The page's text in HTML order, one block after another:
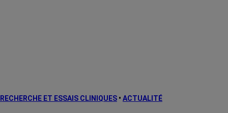
RECHERCHE ET ESSAIS CLINIQUES • ACTUALITÉ